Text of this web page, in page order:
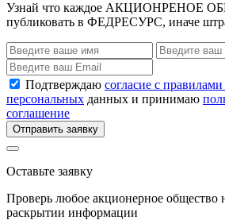
Узнай что каждое АКЦИОНРЕНОЕ
публиковать в ФЕДРЕСУРС, иначе
Подтверждаю согласие с
персональных данных и принимаю
соглашение
Отправить заявку
Оставьте заявку
Проверь любое акционерное общество
раскрытии информации